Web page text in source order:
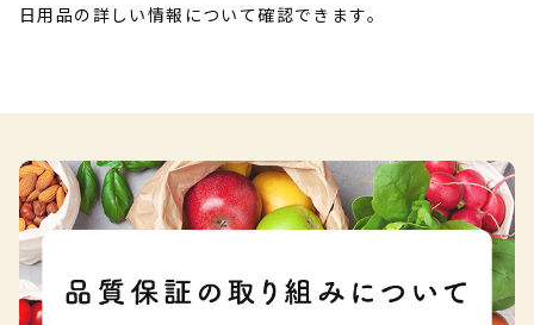
日用品の詳しい情報について確認できます。